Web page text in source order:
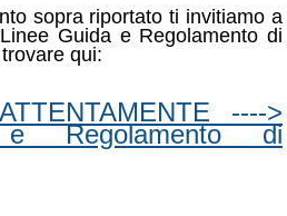
sopra riportato ti invitiamo a
Guida e Regolamento di
qui:
---->
Regolamento di